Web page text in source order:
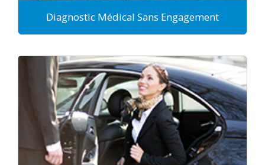
Diagnostic Médical Sans Engagement